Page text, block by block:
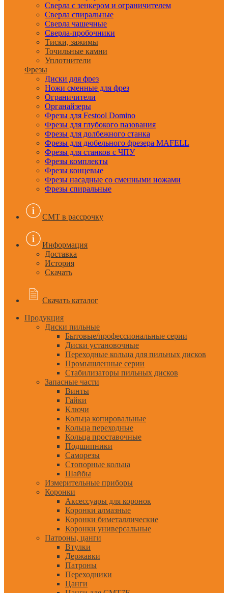
Сверла с зенкером и ограничителем
Сверла спиральные
Сверла чашечные
Сверла-пробочники
Тиски, зажимы
Точильные камни
Уплотнители
Фрезы
Диски для фрез
Ножи сменные для фрез
Ограничители
Органайзеры
Фрезы для Festool Domino
Фрезы для глубокого пазования
Фрезы для долбежного станка
Фрезы для дюбельного фрезера MAFELL
Фрезы для станков с ЧПУ
Фрезы комплекты
Фрезы концевые
Фрезы насадные со сменными ножами
Фрезы спиральные
CMT в рассрочку
Информация
Доставка
История
Скачать
Скачать каталог
Продукция
Диски пильные
Бытовые/профессиональные серии
Диски установочные
Переходные кольца для пильных дисков
Промышленные серии
Стабилизаторы пильных дисков
Запасные части
Винты
Гайки
Ключи
Кольца копировальные
Кольца переходные
Кольца проставочные
Подшипники
Саморезы
Стопорные кольца
Шайбы
Измерительные приборы
Коронки
Аксессуары для коронок
Коронки алмазные
Коронки биметаллические
Коронки универсальные
Патроны, цанги
Втулки
Державки
Патроны
Переходники
Цанги